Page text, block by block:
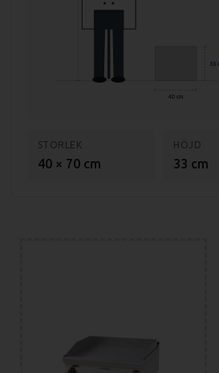
Anslutning: 400V, 3-fas
33
40 cm
STORLEK
40 × 70 cm
HÖJD
33 cm